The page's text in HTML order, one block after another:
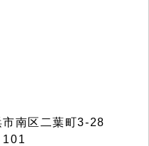
南区二葉町3-28